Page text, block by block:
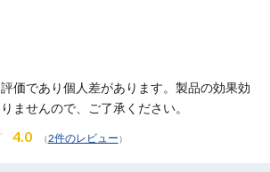
価であり個人差があります。製品の効果効
ませんので、ご了承ください。
4.0 （2件のレビュー）